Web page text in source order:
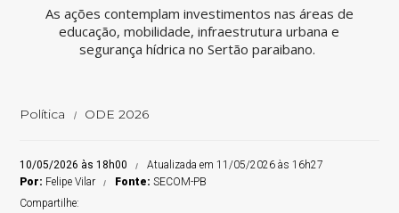
As ações contemplam investimentos nas áreas de
educação, mobilidade, infraestrutura urbana e
segurança hídrica no Sertão paraibano.
Política ODE 2026
10/05/2026 às 18h00
Atualizada em 11/05/2026 às 16h27
Por: Felipe Vilar Fonte:SECOM-PB
Compartilhe: